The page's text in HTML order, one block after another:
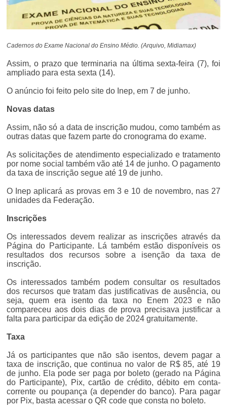
Cadernos do Exame Nacional do Ensino Médio. (Arquivo, Midiamax)
Assim, o prazo que terminaria na última sexta-feira (7), foi
ampliado para esta sexta (14).
O anúncio foi feito pelo site do Inep, em 7 de junho.
Novas datas
Assim, não só a data de inscrição mudou, como também as
outras datas que fazem parte do cronograma do exame.
As solicitações de atendimento especializado e tratamento
por nome social também vão até 14 de junho. O pagamento
da taxa de inscrição segue até 19 de junho.
O Inep aplicará as provas em 3 e 10 de novembro, nas 27
unidades da Federação.
Inscrições
Os interessados devem realizar as inscrições através da
Página do Participante. Lá também estão disponíveis os
resultados dos recursos sobre a isenção da taxa de
inscrição.
Os interessados também podem consultar os resultados
dos recursos que tratam das justificativas de ausência, ou
seja, quem era isento da taxa no Enem 2023 e não
compareceu aos dois dias de prova precisava justificar a
falta para participar da edição de 2024 gratuitamente.
Taxa
Já os participantes que não são isentos, devem pagar a
taxa de inscrição, que continua no valor de R$ 85, até 19
de junho. Ela pode ser paga por boleto (gerado na Página
do Participante), Pix, cartão de crédito, débito em conta-
corrente ou poupança (a depender do banco). Para pagar
por Pix, basta acessar o QR code que consta no boleto.